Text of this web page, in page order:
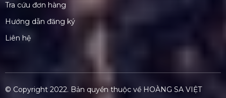
Tra cứu đơn hàng
Hướng dẫn đăng ký
Liên hệ
© Copyright 2022. Bản quyền thuộc về HOÀNG SA VIỆT